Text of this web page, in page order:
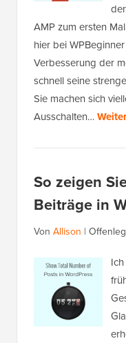
AMP zum ersten
hier bei
Verbesserung der
schnell seine
Sie machen sich
Ausschalten…
So zeigen
Beiträge in
Von Allison |